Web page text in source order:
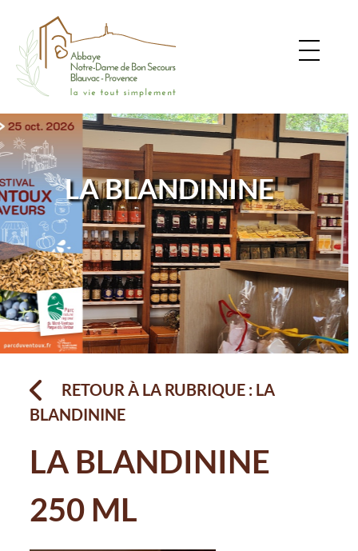
LA BLANDININE
RETOUR À LA RUBRIQUE : LA
BLANDININE
LA BLANDININE
250 ML